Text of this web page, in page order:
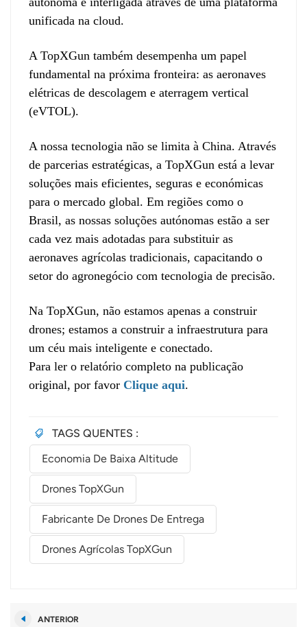
unificada na cloud.
A TopXGun também desempenha um papel
fundamental na próxima fronteira: as aeronaves
elétricas de descolagem e aterragem vertical
(eVTOL).
A nossa tecnologia não se limita à China. Através
de parcerias estratégicas, a TopXGun está a levar
soluções mais eficientes, seguras e económicas
para o mercado global. Em regiões como o
Brasil, as nossas soluções autónomas estão a ser
cada vez mais adotadas para substituir as
aeronaves agrícolas tradicionais, capacitando o
setor do agronegócio com tecnologia de precisão.
Na TopXGun, não estamos apenas a construir
drones; estamos a construir a infraestrutura para
um céu mais inteligente e conectado.
Para ler o relatório completo na publicação
original, por favor Clique aqui.
TAGS QUENTES :
Economia De Baixa Altitude
Drones TopXGun
Fabricante De Drones De Entrega
Drones Agrícolas TopXGun
ANTERIOR